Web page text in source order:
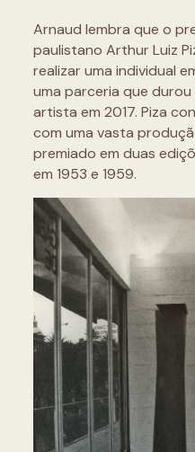
Arnaud lembra que o
paulistano Arthur Luiz
realizar uma individual
uma parceria que
artista em 2017. Piza
com uma vasta
premiado em duas
em 1953 e 1959.